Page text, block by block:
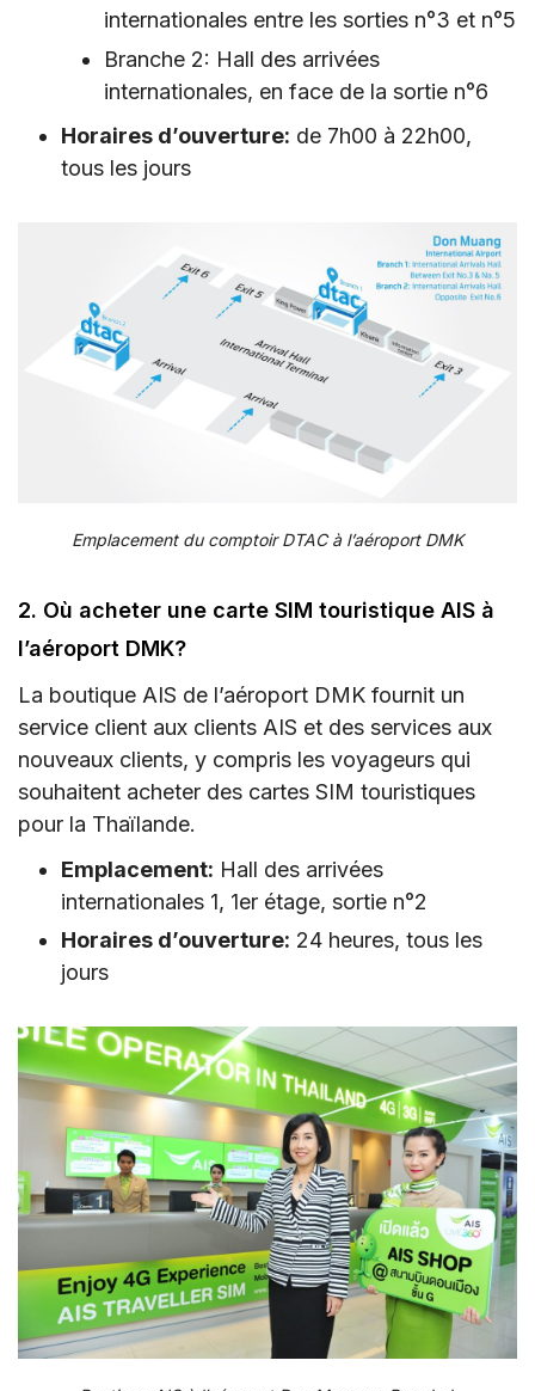
internationales entre les sorties n°3 et n°5
Branche 2: Hall des arrivées
internationales, en face de la sortie n°6
Horaires d’ouverture: de 7h00 à 22h00,
tous les jours
Emplacement du comptoir DTAC à l’aéroport DMK
2. Où acheter une carte SIM touristique AIS à
l’aéroport DMK?
La boutique AIS de l’aéroport DMK fournit un
service client aux clients AIS et des services aux
nouveaux clients, y compris les voyageurs qui
souhaitent acheter des cartes SIM touristiques
pour la Thaïlande.
Emplacement: Hall des arrivées
internationales 1, 1er étage, sortie n°2
Horaires d’ouverture: 24 heures, tous les
jours